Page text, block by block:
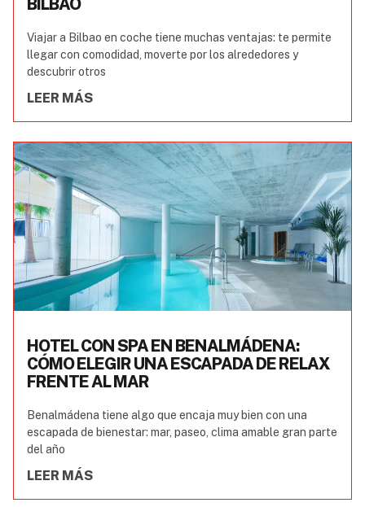
BILBAO
Viajar a Bilbao en coche tiene muchas ventajas: te permite
llegar con comodidad, moverte por los alrededores y
descubrir otros
LEER MÁS
HOTEL CON SPA EN BENALMÁDENA:
CÓMO ELEGIR UNA ESCAPADA DE RELAX
FRENTE AL MAR
Benalmádena tiene algo que encaja muy bien con una
escapada de bienestar: mar, paseo, clima amable gran parte
del año
LEER MÁS